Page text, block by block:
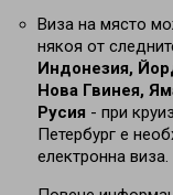
Виза на място
някоя от
Индонезия,
Нова Гвинея,
Русия - при
Петербург е
електронна виза.